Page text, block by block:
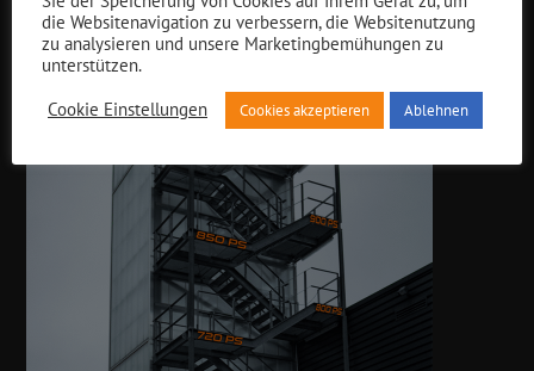
Interessiert an einer Leistungssteigerung?
die Websitenavigation zu verbessern, die Websitenutzung
zu analysieren und unsere Marketingbemühungen zu
unterstützen.
Cookie Einstellungen
Cookies akzeptieren Ablehnen